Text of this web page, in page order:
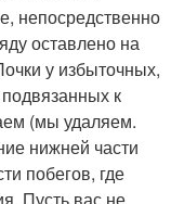
непосредственно
оставлено на
у избыточных,
к
(мы удаляем.
нижней части
побегов, где